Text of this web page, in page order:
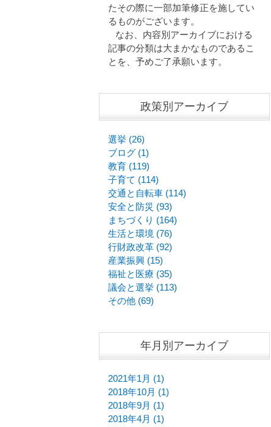
たその際に一部加筆修正を施してい
るものがございます。
なお、内容別アーカイブにおける
記事の分類は大まかなものであるこ
とを、予めご了承願います。
政策別アーカイブ
選挙 (26)
ブログ (1)
教育 (119)
子育て (114)
交通と自転車 (114)
安全と防災 (93)
まちづくり (164)
生活と環境 (76)
行財政改革 (92)
産業振興 (15)
福祉と医療 (35)
議会と選挙 (113)
その他 (69)
年月別アーカイブ
2021年1月 (1)
2018年10月 (1)
2018年9月 (1)
2018年4月 (1)